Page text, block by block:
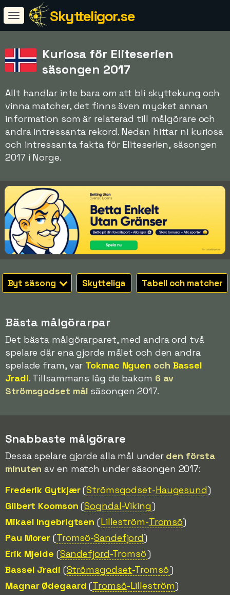
Skytteligor.se
Kuriosa för Eliteserien
säsongen 2017
Allt handlar inte bara om att bli skyttekung och
vinna matcher, det finns även mycket annan
information som är relaterad till målgörare och
andra intressanta rekord. Nedan hittar ni kuriosa
och intressanta fakta för Eliteserien, säsongen
2017 i Norge.
Byt säsong Skytteliga Tabell och matcher
Bästa målgörarpar
Det bästa målgörarparet, med andra ord två
spelare där ena gjorde målet och den andra
spelade fram, var Tokmac Nguen och Bassel
Jradi. Tillsammans låg de bakom 6 av
Strömsgodset mål säsongen 2017.
Snabbaste målgörare
Dessa spelare gjorde alla mål under den första
minuten av en match under säsongen 2017:
Frederik Gytkjær(Strömsgodset-Haugesund)
Gilbert Koomson (Sogndal-Viking)
Mikael Ingebrigtsen (Lilleström-Tromsö)
Pau Morer (Tromsö-Sandefjord)
Erik Mjelde (Sandefjord-Tromsö)
Bassel Jradi (Strömsgodset-Tromsö)
Magnar Ødegaard (Tromsö-Lilleström)